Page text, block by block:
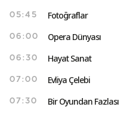
05:45 Fotoğraflar
06:00 Opera Dünyası
06:30 Hayat Sanat
07:00 Evliya Çelebi
07:30 Bir Oyundan Fazlası